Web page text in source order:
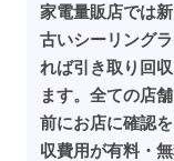
家電量販店では
古いシーリング
れば引き取り回
ます。全ての店
前にお店に確認
収費用が有料・